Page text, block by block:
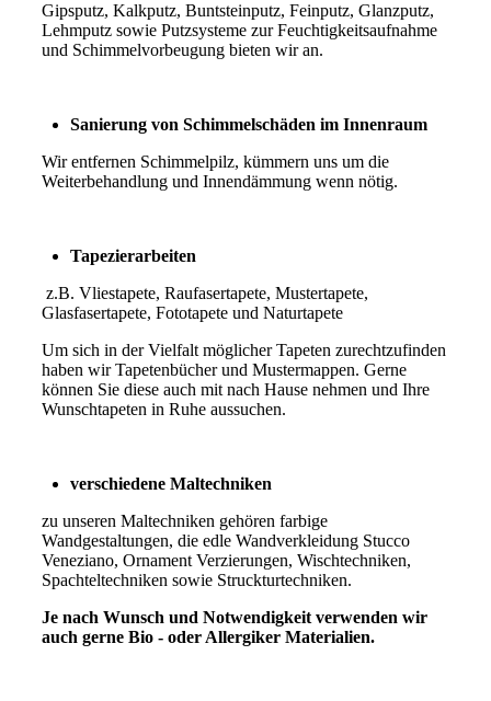
Gipsputz, Kalkputz, Buntsteinputz, Feinputz, Glanzputz,
Lehmputz sowie Putzsysteme zur Feuchtigkeitsaufnahme
und Schimmelvorbeugung bieten wir an.
Sanierung von Schimmelschäden im Innenraum
Wir entfernen Schimmelpilz, kümmern uns um die
Weiterbehandlung und Innendämmung wenn nötig.
Tapezierarbeiten
z.B. Vliestapete, Raufasertapete, Mustertapete,
Glasfasertapete, Fototapete und Naturtapete
Um sich in der Vielfalt möglicher Tapeten zurechtzufinden
haben wir Tapetenbücher und Mustermappen. Gerne
können Sie diese auch mit nach Hause nehmen und Ihre
Wunschtapeten in Ruhe aussuchen.
verschiedene Maltechniken
zu unseren Maltechniken gehören farbige
Wandgestaltungen, die edle Wandverkleidung Stucco
Veneziano, Ornament Verzierungen, Wischtechniken,
Spachteltechniken sowie Struckturtechniken.
Je nach Wunsch und Notwendigkeit verwenden wir
auch gerne Bio - oder Allergiker Materialien.